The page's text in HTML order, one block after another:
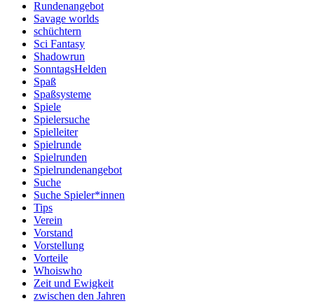
Rundenangebot
Savage worlds
schüchtern
Sci Fantasy
Shadowrun
SonntagsHelden
Spaß
Spaßsysteme
Spiele
Spielersuche
Spielleiter
Spielrunde
Spielrunden
Spielrundenangebot
Suche
Suche Spieler*innen
Tips
Verein
Vorstand
Vorstellung
Vorteile
Whoiswho
Zeit und Ewigkeit
zwischen den Jahren